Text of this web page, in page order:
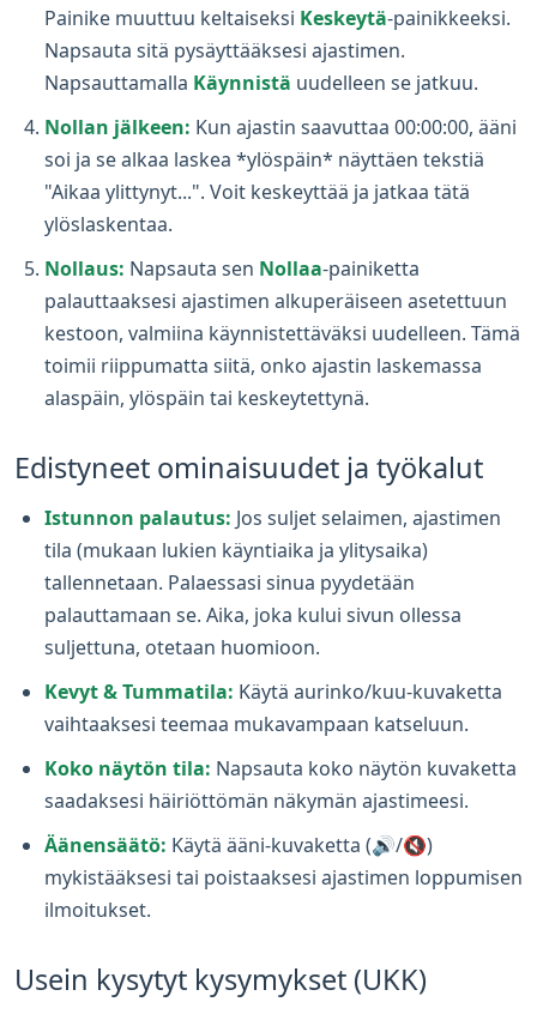
Painike muuttuu keltaiseksi Keskeytä-painikkeeksi.
Napsauta sitä pysäyttääksesi ajastimen.
Napsauttamalla Käynnistä uudelleen se jatkuu.
Nollan jälkeen: Kun ajastin saavuttaa 00:00:00, ääni
soi ja se alkaa laskea *ylöspäin* näyttäen tekstiä
"Aikaa ylittynyt...". Voit keskeyttää ja jatkaa tätä
ylöslaskentaa.
Nollaus: Napsauta sen Nollaa-painiketta
palauttaaksesi ajastimen alkuperäiseen asetettuun
kestoon, valmiina käynnistettäväksi uudelleen. Tämä
toimii riippumatta siitä, onko ajastin laskemassa
alaspäin, ylöspäin tai keskeytettynä.
Edistyneet ominaisuudet ja työkalut
Istunnon palautus: Jos suljet selaimen, ajastimen
tila (mukaan lukien käyntiaika ja ylitysaika)
tallennetaan. Palaessasi sinua pyydetään
palauttamaan se. Aika, joka kului sivun ollessa
suljettuna, otetaan huomioon.
Kevyt & Tummatila: Käytä aurinko/kuu-kuvaketta
vaihtaaksesi teemaa mukavampaan katseluun.
Koko näytön tila: Napsauta koko näytön kuvaketta
saadaksesi häiriöttömän näkymän ajastimeesi.
Äänensäätö: Käytä ääni-kuvaketta (🔊/🔇)
mykistääksesi tai poistaaksesi ajastimen loppumisen
ilmoitukset.
Usein kysytyt kysymykset (UKK)